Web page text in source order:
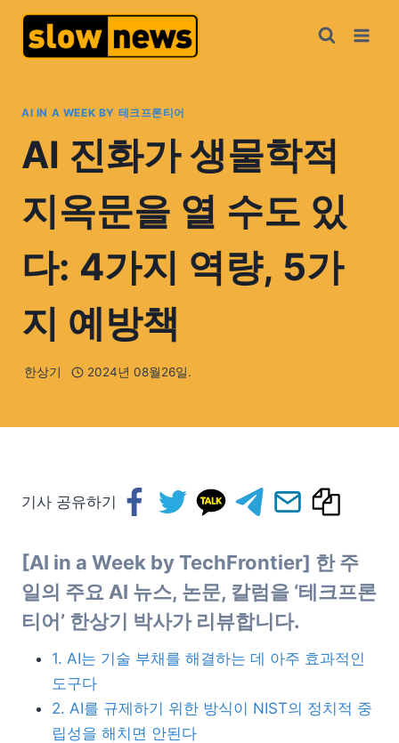
AI IN A WEEK BY 테크프론티어
AI 진화가 생물학적
지옥문을 열 수도 있
다: 4가지 역량, 5가
지 예방책
한상기 2024년 08월26일.
기사 공유하기
[AI in a Week by TechFrontier] 한 주
일의 주요 AI 뉴스, 논문, 칼럼을 ‘테크프론
티어’ 한상기 박사가 리뷰합니다.
1. AI는 기술 부채를 해결하는 데 아주 효과적인
도구다
2. AI를 규제하기 위한 방식이 NIST의 정치적 중
립성을 해치면 안된다